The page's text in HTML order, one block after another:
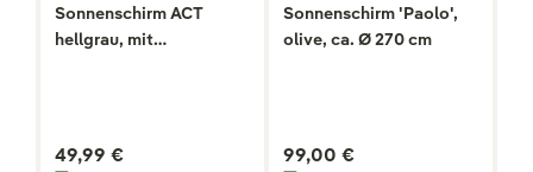
Sonnenschirm ACT
hellgrau, mit
49,99 €
Sonnenschirm 'Paolo',
olive, ca. Ø 270 cm
99,00 €